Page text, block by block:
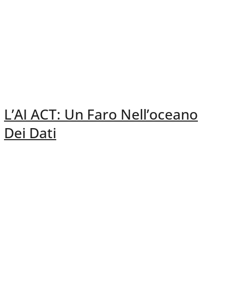
L’AI ACT: Un Faro Nell’oceano
Dei Dati